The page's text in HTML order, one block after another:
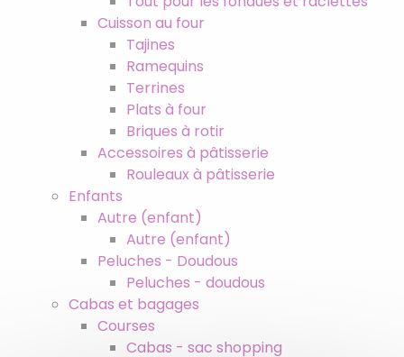
Cuisson au four
Tajines
Ramequins
Terrines
Plats à four
Briques à rotir
Accessoires à pâtisserie
Rouleaux à pâtisserie
Enfants
Autre (enfant)
Autre (enfant)
Peluches - Doudous
Peluches - doudous
Cabas et bagages
Courses
Cabas - sac shopping